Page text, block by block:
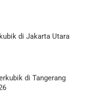
di Jakarta Utara
di Tangerang